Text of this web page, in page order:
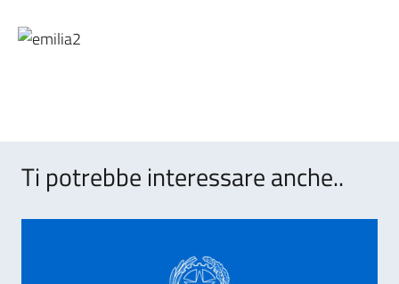
Ti potrebbe interessare anche..